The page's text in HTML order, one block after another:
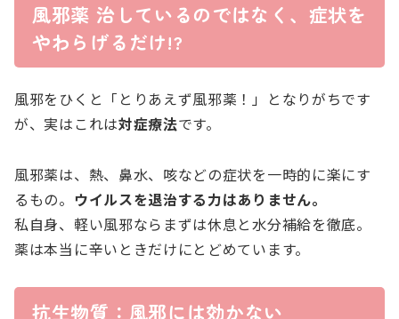
風邪薬 治しているのではなく、症状を
やわらげるだけ!?
風邪をひくと「とりあえず風邪薬！」となりがちです
が、実はこれは対症療法です。
風邪薬は、熱、鼻水、咳などの症状を一時的に楽にす
るもの。 ウイルスを退治する力はありません。
私自身、軽い風邪ならまずは休息と水分補給を徹底。
薬は本当に辛いときだけにとどめています。
抗生物質：風邪には効かない